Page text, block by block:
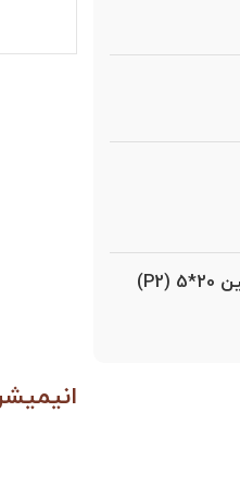
انیمیشن ۳ بعدی محصولات